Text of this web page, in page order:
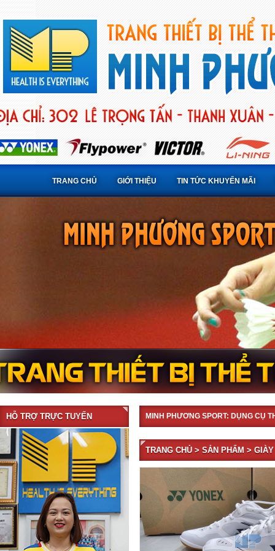
TRANG CHỦ GIỚI THIỆU TIN TỨC KHUYẾN MÃI
HỖ TRỢ TRỰC TUYẾN MINH PHƯƠNG SPORT: DỤNG CỤ
TRANG CHỦ > SẢN PHẨM > GIÀY